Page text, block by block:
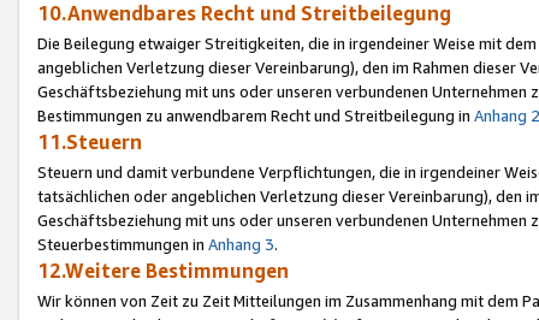
10.Anwendbares Recht und Streitbeilegung
Die Beilegung etwaiger Streitigkeiten, die in irgendeiner Weise mit
angeblichen Verletzung dieser Vereinbarung), den im Rahmen dieser
Geschäftsbeziehung mit uns oder unseren verbundenen
Bestimmungen zu anwendbarem Recht und Streitbeilegung in Anhang 2
11.Steuern
Steuern und damit verbundene Verpflichtungen, die in irgendeiner
tatsächlichen oder angeblichen Verletzung dieser Vereinbarung), den
Geschäftsbeziehung mit uns oder unseren verbundenen
Steuerbestimmungen in Anhang 3.
12.Weitere Bestimmungen
Wir können von Zeit zu Zeit Mitteilungen im Zusammenhang mit dem